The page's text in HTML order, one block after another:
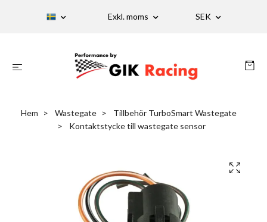
Exkl. moms SEK
Hem Wastegate
Tillbehör TurboSmart Wastegate
Kontaktstycke till wastegate sensor